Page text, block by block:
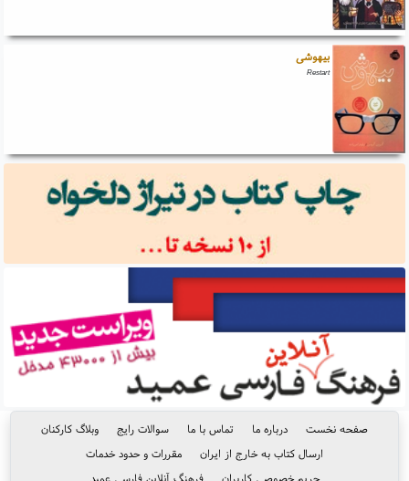
بیهوشی
Restart
صفحه نخست درباره ما تماس با ما سوالات رایج
وبلاگ کارکنان
ارسال کتاب به خارج از ایران
مقررات و حدود خدمات
حریم خصوصی کاربران
فرهنگ آنلاین فارسی عمید